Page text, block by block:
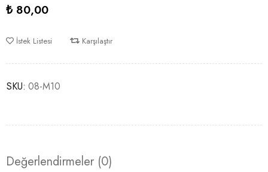
₺ 80,00
İstek Listesi Karşılaştır
SKU: 08-M10
Değerlendirmeler (0)